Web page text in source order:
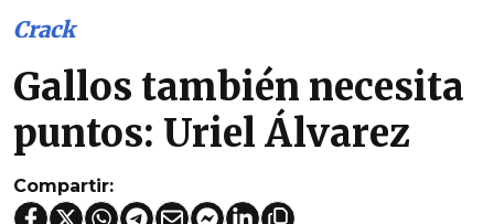
Crack
Gallos también necesita
puntos: Uriel Álvarez
Compartir: